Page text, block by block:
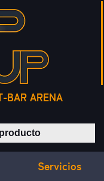
BAR ARENA
Servicios